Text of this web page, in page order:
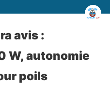
avis :
W, autonomie
poils